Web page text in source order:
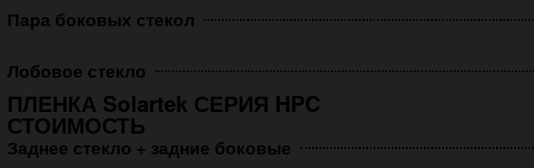
Пара боковых стекол
Лобовое стекло
ПЛЕНКА Solartek СЕРИЯ HPC
СТОИМОСТЬ
Заднее стекло + задние боковые